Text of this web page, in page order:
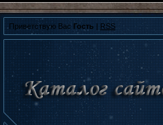
Приветствую Вас Гость | RSS